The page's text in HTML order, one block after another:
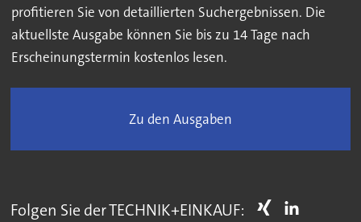
profitieren Sie von detaillierten Suchergebnissen. Die
aktuellste Ausgabe können Sie bis zu 14 Tage nach
Erscheinungstermin kostenlos lesen.
Zu den Ausgaben
Folgen Sie der TECHNIK+EINKAUF: